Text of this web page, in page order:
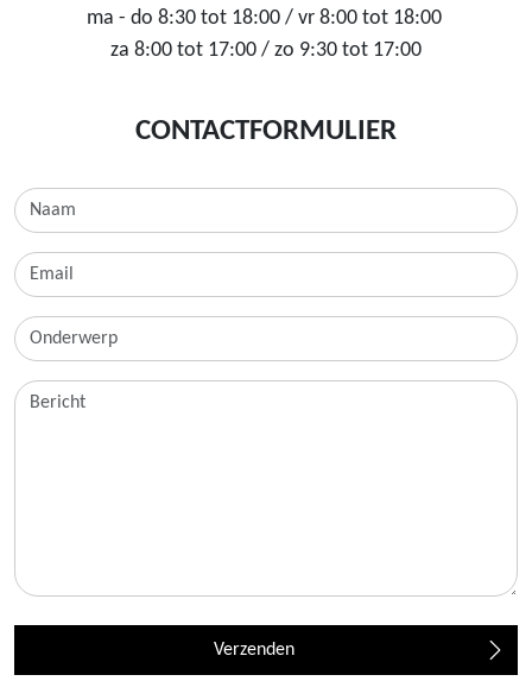
ma - do 8:30 tot 18:00 / vr 8:00 tot 18:00
za 8:00 tot 17:00 / zo 9:30 tot 17:00
CONTACTFORMULIER
Verzenden